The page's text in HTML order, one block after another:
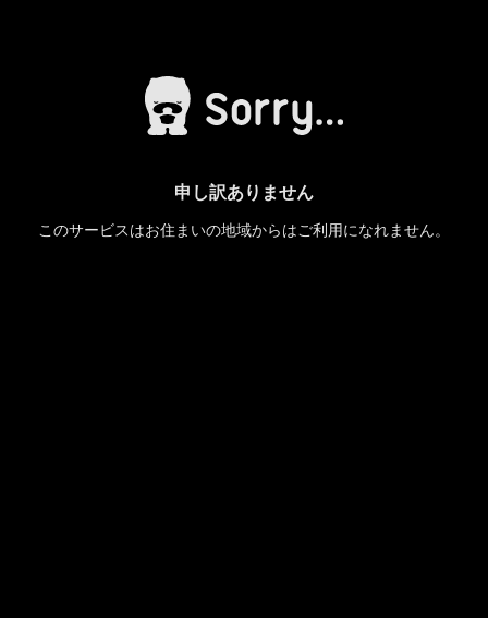
申し訳ありません
このサービスはお住まいの地域からはご利用になれません。